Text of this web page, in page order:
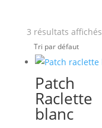
3 résultats affichés
Patch
Raclette
blanc